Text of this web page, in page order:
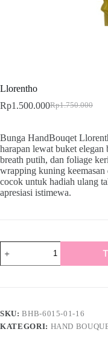
Llorentho
Rp1.750.000
Rp1.500.000
Bunga HandBouqet
harapan lewat buket elegan
breath putih, dan foliage
wrapping kuning
cocok untuk hadiah ulang
apresiasi istimewa.
SKU:BHB-6015-01-16
KATEGORI: HAND